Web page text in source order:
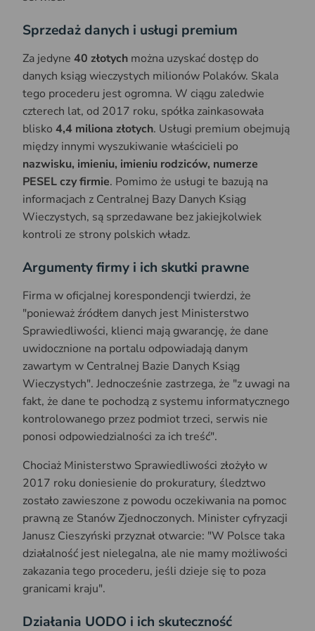
Sprzedaż danych i usługi premium
Za jedyne 40 złotych można uzyskać dostęp do
danych ksiąg wieczystych milionów Polaków. Skala
tego procederu jest ogromna. W ciągu zaledwie
czterech lat, od 2017 roku, spółka zainkasowała
blisko 4,4 miliona złotych. Usługi premium obejmują
między innymi wyszukiwanie właścicieli po
nazwisku, imieniu, imieniu rodziców, numerze
PESEL czy firmie. Pomimo że usługi te bazują na
informacjach z Centralnej Bazy Danych Ksiąg
Wieczystych, są sprzedawane bez jakiejkolwiek
kontroli ze strony polskich władz.
Argumenty firmy i ich skutki prawne
Firma w oficjalnej korespondencji twierdzi, że
"ponieważ źródłem danych jest Ministerstwo
Sprawiedliwości, klienci mają gwarancję, że dane
uwidocznione na portalu odpowiadają danym
zawartym w Centralnej Bazie Danych Ksiąg
Wieczystych". Jednocześnie zastrzega, że "z uwagi na
fakt, że dane te pochodzą z systemu informatycznego
kontrolowanego przez podmiot trzeci, serwis nie
ponosi odpowiedzialności za ich treść".
Chociaż Ministerstwo Sprawiedliwości złożyło w
2017 roku doniesienie do prokuratury, śledztwo
zostało zawieszone z powodu oczekiwania na pomoc
prawną ze Stanów Zjednoczonych. Minister cyfryzacji
Janusz Cieszyński przyznał otwarcie: "W Polsce taka
działalność jest nielegalna, ale nie mamy możliwości
zakazania tego procederu, jeśli dzieje się to poza
granicami kraju".
Działania UODO i ich skuteczność